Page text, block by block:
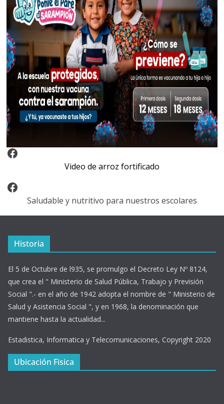
Video Arroz Fortificado
Video de arroz fortificado
Facebook
Saludable y nutritivo para nuestros escolares
Historia
El 5 de Octubre de l935, se promulgo el Decreto Ley Nº 8124,
que crea el " Ministerio de Salud Pública, Trabajo y Previsión
Social ".- en el año de 1942 adopta el nombre de " Ministerio de
Salud y Asistencia Social ", y en 1968, la denominación que
mantiene hasta la actualidad...
Estadistica, Informatica y Telecomunicaciones, Copyright 2020
Ubicación Fisica